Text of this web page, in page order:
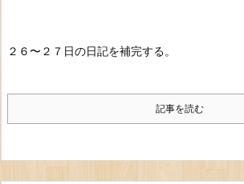
２６〜２７日の日記を補完する。
記事を読む